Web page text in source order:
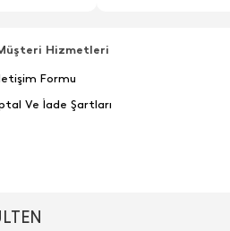
Hizmetleri
Formu
Ve İade Şartları